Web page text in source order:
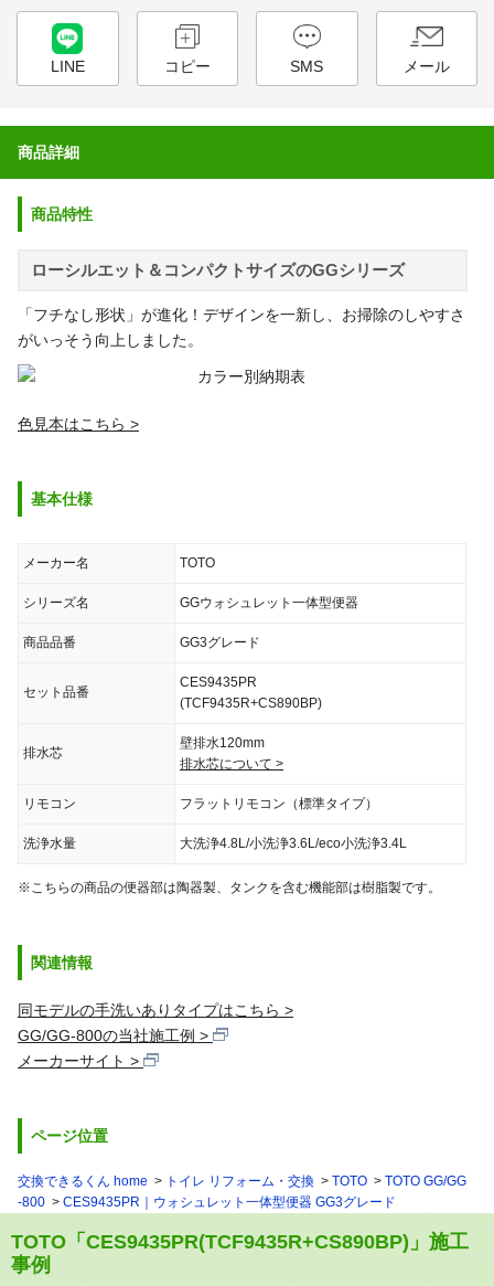
LINE コピー SMS メール
商品詳細
商品特性
ローシルエット＆コンパクトサイズのGGシリーズ
「フチなし形状」が進化！デザインを一新し、お掃除のしやすさ
がいっそう向上しました。
色見本はこちら >
基本仕様
メーカー名 TOTO
シリーズ名 GGウォシュレット一体型便器
商品品番 GG3グレード
セット品番
CES9435PR
(TCF9435R+CS890BP)
排水芯
壁排水120mm
排水芯について >
リモコン フラットリモコン（標準タイプ）
洗浄水量 大洗浄4.8L/小洗浄3.6L/eco小洗浄3.4L
※こちらの商品の便器部は陶器製、タンクを含む機能部は樹脂製です。
関連情報
同モデルの手洗いありタイプはこちら
GG/GG-800の当社施工例
メーカーサイト
ページ位置
交換できるくん home トイレ リフォーム・交換 TOTO
TOTO GG/GG
-800
CES9435PR｜ウォシュレット一体型便器 GG3グレード
TOTO「CES9435PR(TCF9435R+CS890BP)」施工
事例